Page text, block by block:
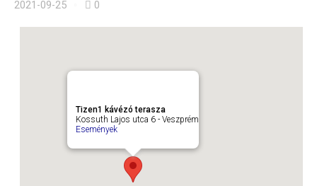
2021-09-25 0
Tizen1 kávézó terasza
Kossuth Lajos utca 6 - Veszprém
Események